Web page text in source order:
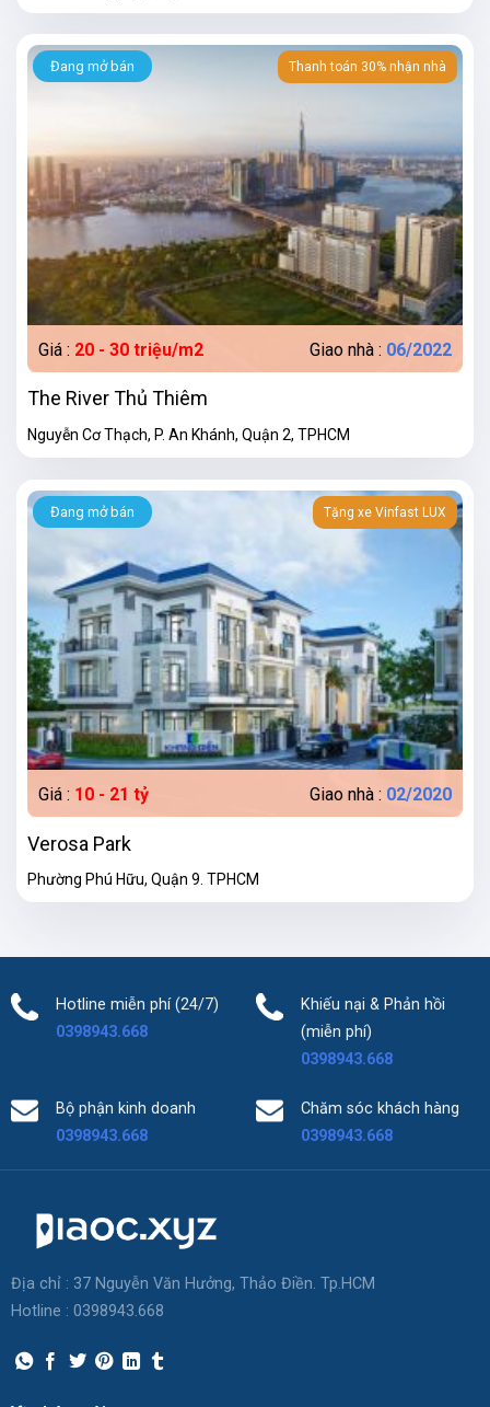
Thanh toán 30% nhận nhà
Đang mở bán
Giá : 20 - 30 triệu/m2 Giao nhà : 06/2022
The River Thủ Thiêm
Nguyễn Cơ Thạch, P. An Khánh, Quận 2, TPHCM
Tặng xe Vinfast LUX
Đang mở bán
Giá : 10 - 21 tỷ Giao nhà : 02/2020
Verosa Park
Phường Phú Hữu, Quận 9. TPHCM
Hotline miễn phí (24/7)
0398943.668
Khiếu nại & Phản hồi
(miễn phí)
0398943.668
Bộ phận kinh doanh
0398943.668
Chăm sóc khách hàng
0398943.668
Địa chỉ : 37 Nguyễn Văn Hưởng, Thảo Điền. Tp.HCM
Hotline : 0398943.668